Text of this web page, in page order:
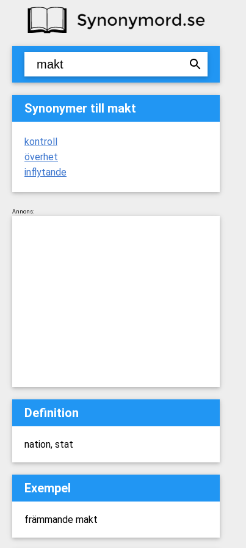
Synonymer till makt
kontroll
överhet
inflytande
Annons:
Definition
nation, stat
Exempel
främmande makt